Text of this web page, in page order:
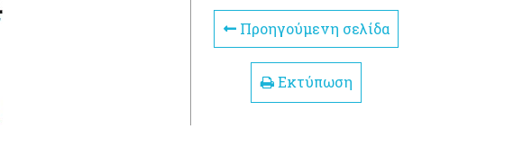
Προηγούμενη σελίδα
Εκτύπωση